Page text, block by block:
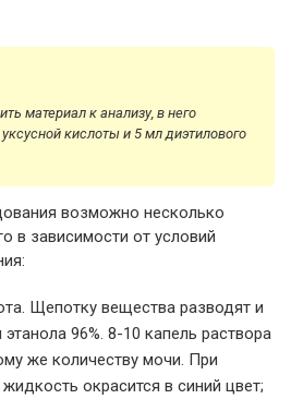
материал к анализу, в него
кислоты и 5 мл диэтилового
возможно несколько
в зависимости от условий
Щепотку вещества разводят и
96%. 8-10 капель раствора
же количеству мочи. При
окрасится в синий цвет;